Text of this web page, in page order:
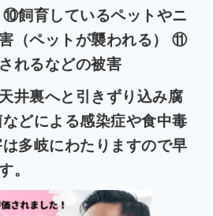
⑩飼育しているペットやニ
（ペットが襲われる） ⑪
れるなどの被害
井裏へと引きずり込み腐
どによる感染症や食中毒
多岐にわたりますので早
。